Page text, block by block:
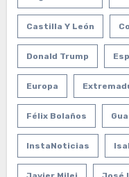
Castilla Y León
Donald Trump
Europa
Félix Bolaños
InstaNoticias